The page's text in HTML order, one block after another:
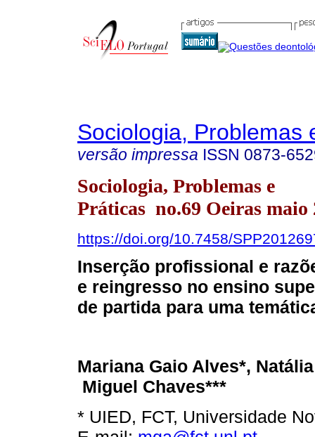
Sociologia, Problemas
versão impressa ISSN 0873-
Sociologia, Problemas e
Práticas no.69 Oeiras maio
https://doi.org/10.7458/
Inserção profissional e
e reingresso no ensino
de partida para uma
Mariana Gaio Alves*,
Miguel Chaves***
* UIED, FCT, Universidade